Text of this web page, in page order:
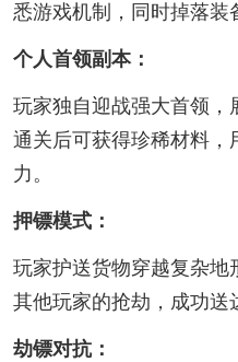
悉游戏机制，同时掉落装
个人首领副本：
玩家独自迎战强大首领，
通关后可获得珍稀材料，
力。
押镖模式：
玩家护送货物穿越复杂地
其他玩家的抢劫，成功送
劫镖对抗：